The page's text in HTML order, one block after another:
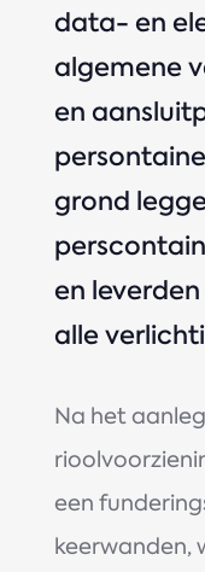
data- en
algemene
en
grond
en
alle
Na het
een
keerwanden,